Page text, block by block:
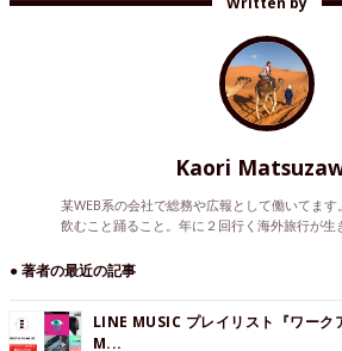
Kaori
某WEB系の会社で総務や広報として働いてま
飲むこと踊ること。年に２回行く海外旅行が生
● 著者の最近の記事
LINE MUSIC プレイリスト『ワーク
M...